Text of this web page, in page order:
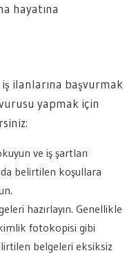
hayatına
ilanlarına başvurmak
yapmak için
ve iş şartları
belirtilen koşullara
hazırlayın. Genellikle
fotokopisi gibi
belgeleri eksiksiz